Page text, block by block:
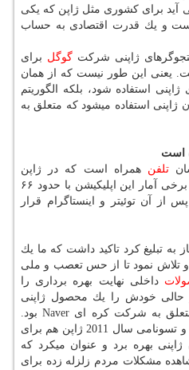
برای كشوری مثل ژاپن كه یكی
و یك قدرت اقتصادی به حساب
ژاپنی شركتگوگل برای
یعنی این طور نیست كه از همان
استفاده شود، بلكه الگوریتم
ژاپنی استفاده میشود كه متعلق به
است
تلفن همراه است كه در ژاپن
را دارد. بر مبنای برخی آمار این اپلیكیشن با حدود ۶۶
آن توئیتر و اینستاگرام قرار
به تبلیغ كرد تاكید داشت كه ما یك
و تلاش نمود تا از حس تعصب و ملی
داخلی نهایت بهره برداری را
حالی خودش را یك محصول ژاپنی
معرفی میكرد كه در واقعیت متعلق به شركت كره ای Naver بود.
شركت لاین حتی از حادثه زلزله و تسونامی سال 2011 ژاپن هم برای
بهره برد و عنوان میكرد كه
مشكلات مردم زلزله زده برای